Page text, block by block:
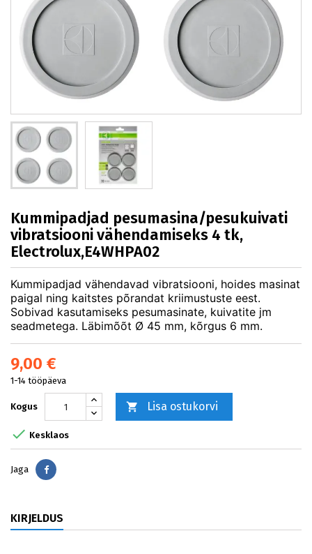
Kummipadjad pesumasina/pesukuivati
vibratsiooni vähendamiseks 4 tk,
Electrolux,E4WHPA02
Kummipadjad vähendavad vibratsiooni, hoides masinat
paigal ning kaitstes põrandat kriimustuste eest.
Sobivad kasutamiseks pesumasinate, kuivatite jm
seadmetega. Läbimõõt Ø 45 mm, kõrgus 6 mm.
9,00 €
1-14 tööpäeva
Kogus  Lisa ostukorvi
 Kesklaos
Jaga Jaga
KIRJELDUS